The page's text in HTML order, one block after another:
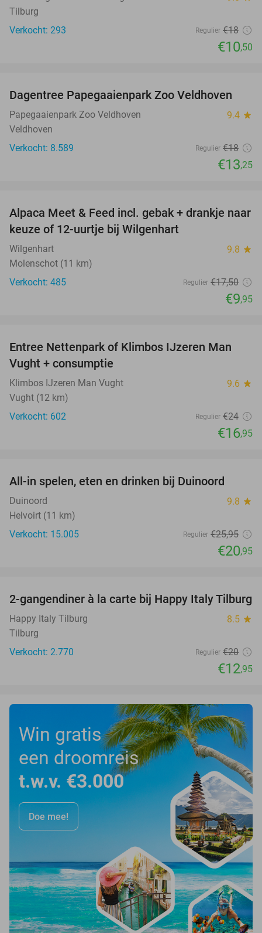
Tilburg
Verkocht: 293
Regulier €18
€10,50
26%
Dagentree Papegaaienpark Zoo Veldhoven
Papegaaienpark Zoo Veldhoven 9.4 star
Veldhoven
Verkocht: 8.589
Regulier €18
€13,25
43%
Alpaca Meet & Feed incl. gebak + drankje naar
keuze of 12-uurtje bij Wilgenhart
Wilgenhart 9.8 star
Molenschot (11 km)
Verkocht: 485
Regulier €17,50
€9,95
29%
Entree Nettenpark of Klimbos IJzeren Man
Vught + consumptie
Klimbos IJzeren Man Vught 9.6 star
Vught (12 km)
Verkocht: 602
Regulier €24
€16,95
All-in spelen, eten en drinken bij Duinoord
Duinoord 9.8 star
Helvoirt (11 km)
Verkocht: 15.005
Regulier €25,95
€20,95
35%
2-gangendiner à la carte bij Happy Italy Tilburg
Happy Italy Tilburg 8.5 star
Tilburg
Verkocht: 2.770
Regulier €20
€12,95
Win gratis
een droomreis
t.w.v. €3.000
Doe mee!